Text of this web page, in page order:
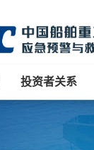
投资者关系